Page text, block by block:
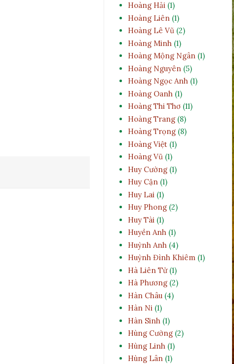
Hoàng Hải (1)
Hoàng Liên (1)
Hoàng Lê Vũ (2)
Hoàng Minh (1)
Hoàng Mộng Ngân (1)
Hoàng Nguyên (5)
Hoàng Ngọc Anh (1)
Hoàng Oanh (1)
Hoàng Thi Thơ (11)
Hoàng Trang (8)
Hoàng Trọng (8)
Hoàng Việt (1)
Hoàng Vũ (1)
Huy Cường (1)
Huy Cận (1)
Huy Lai (1)
Huy Phong (2)
Huy Tài (1)
Huyền Anh (1)
Huỳnh Anh (4)
Huỳnh Đình Khiêm (1)
Hà Liên Tử (1)
Hà Phương (2)
Hàn Châu (4)
Hàn Ni (1)
Hàn Sinh (1)
Hùng Cường (2)
Hùng Linh (1)
Hùng Lân (1)